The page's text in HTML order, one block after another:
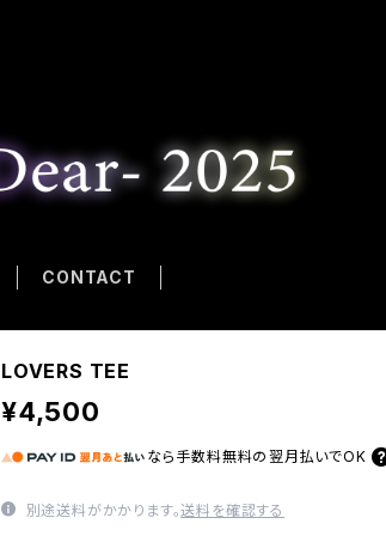
CONTACT
LOVERS TEE
¥4,500
なら 手数料無料の 翌月払いでOK
別途送料がかかります。送料を確認する